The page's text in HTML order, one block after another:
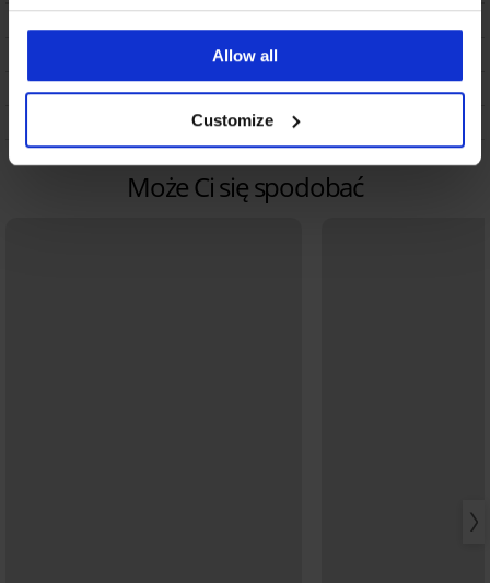
Allow all
Customize
WYMIANA
CZYSZCZENIE I PRANIE
Może Ci się spodobać